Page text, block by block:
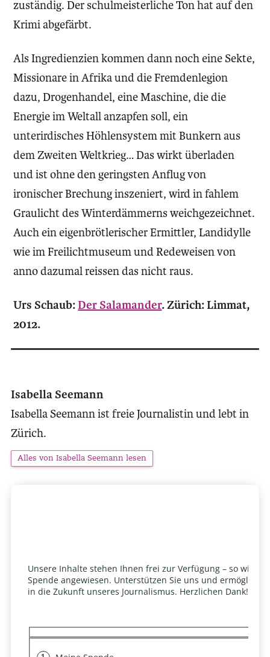
zuständig. Der schulmeisterliche Ton hat auf den
Krimi abgefärbt.
Als Ingredienzien kommen dann noch eine Sekte,
Missionare in Afrika und die Fremdenlegion
dazu, Drogenhandel, eine Maschine, die die
Energie im Weltall anzapfen soll, ein
unterirdisches Höhlensystem mit Bunkern aus
dem Zweiten Weltkrieg… Das wirkt überladen
und ist ohne den geringsten Anflug von
ironischer Brechung inszeniert, wird in fahlem
Graulicht des Winterdämmerns weichgezeichnet.
Auch ein eigenbrötlerischer Ermittler, Landidylle
wie im Freilichtmuseum und Redeweisen von
anno dazumal reissen das nicht raus.
Urs Schaub:Der Salamander. Zürich: Limmat,
2012.
Isabella Seemann
Isabella Seemann ist freie Journalistin und lebt in
Zürich.
Alles von Isabella Seemann lesen